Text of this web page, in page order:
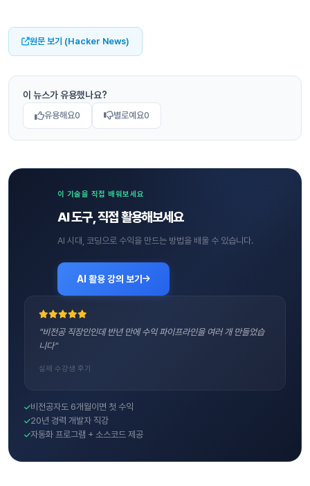
원문 보기 (Hacker News)
이 뉴스가 유용했나요?
유용해요0 별로예요0
이 기술을 직접 배워보세요
AI 도구, 직접 활용해보세요
AI 시대, 코딩으로 수익을 만드는 방법을 배울 수 있습니다.
AI 활용 강의 보기
"비전공 직장인인데 반년 만에 수익 파이프라인을 여러 개 만들었습
니다"
실제 수강생 후기
비전공자도 6개월이면 첫 수익
20년 경력 개발자 직강
자동화 프로그램 + 소스코드 제공